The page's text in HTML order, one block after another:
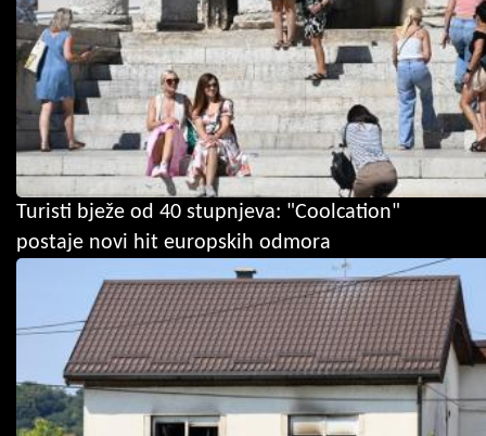
Turisti bježe od 40 stupnjeva: "Coolcation"
postaje novi hit europskih odmora